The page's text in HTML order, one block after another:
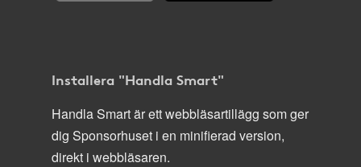
Installera "Handla Smart"
Handla Smart är ett webbläsartillägg som ger
dig Sponsorhuset i en minifierad version,
direkt i webbläsaren.